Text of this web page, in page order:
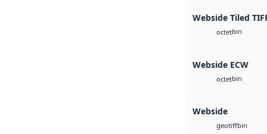
Webside Tiled
octetbin
Webside ECW
octetbin
Webside
geotiffbin